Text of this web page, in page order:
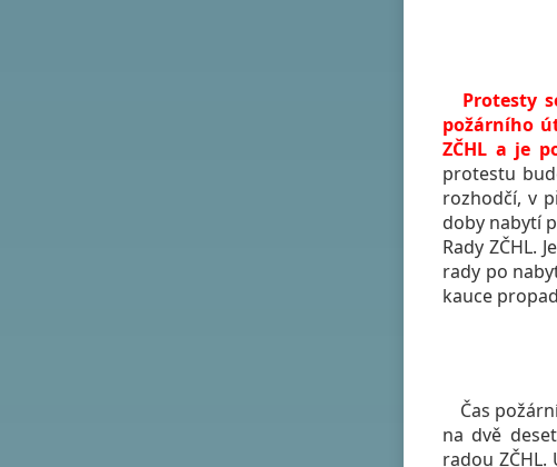
Protesty
požárního
ZČHL a je
protestu
rozhodčí, v
doby nabytí
Rady ZČHL.
rady po
kauce
Čas
na dvě
radou